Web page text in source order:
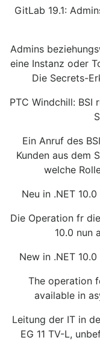
GitLab 19.1:
Admins
eine Instanz oder
Die Secrets-
PTC Windchill:
Ein Anruf des
Kunden aus dem
welche
Neu in .NET
Die Operation fr
10.0 nun
New in .NET
The operation
available in
Leitung der IT in
EG 11 TV-L,